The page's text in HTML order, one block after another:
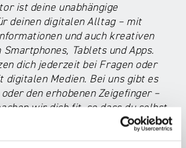
ist deine unabhängige
deinen digitalen Alltag – mit
und auch kreativen
Smartphones, Tablets und Apps.
dich jederzeit bei Fragen oder
digitalen Medien. Bei uns gibt es
den erhobenen Zeigefinger –
wir dich fit, so dass du selbst
kannst, wie du mit